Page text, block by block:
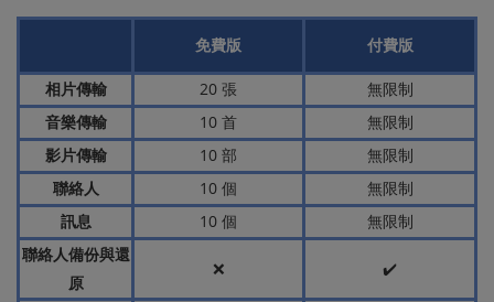
免費版 付費版
相片傳輸 20 張
無限制
音樂傳輸
10 首
無限制
影片傳輸
10 部
無限制
聯絡人
10 個
無限制
訊息
10 個
無限制
聯絡人備份與還
原
❌ ✔️